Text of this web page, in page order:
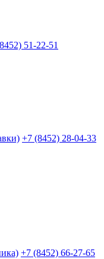
51-22-51
+7 (8452) 28-04-33
+7 (8452) 66-27-65